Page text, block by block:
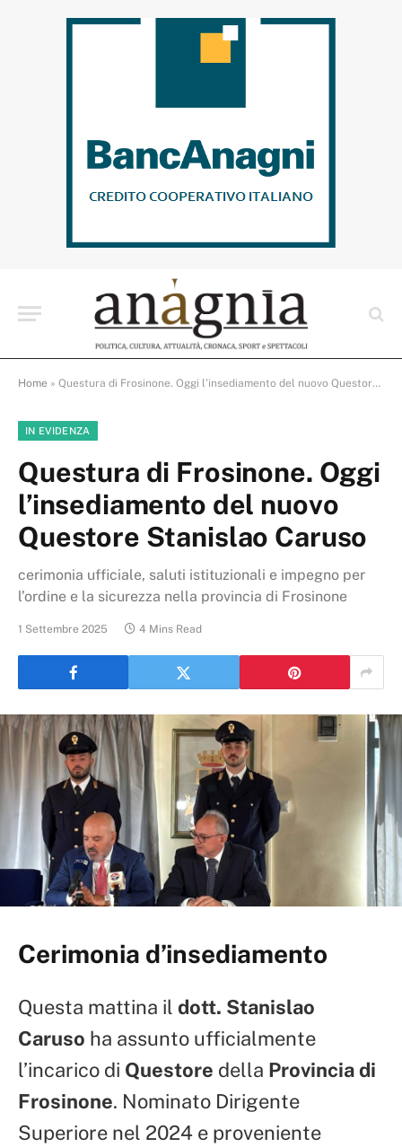
Home » Questura di Frosinone. Oggi l’insediamento del nuovo Questore Stanislao Caruso
IN EVIDENZA
Questura di Frosinone. Oggi
l’insediamento del nuovo
Questore Stanislao Caruso
cerimonia ufficiale, saluti istituzionali e impegno per
l’ordine e la sicurezza nella provincia di Frosinone
1 Settembre 2025 4 Mins Read
Cerimonia d’insediamento
Questa mattina il dott. Stanislao
Caruso ha assunto ufficialmente
l’incarico di Questore della Provincia di
Frosinone. Nominato Dirigente
Superiore nel 2024 e proveniente